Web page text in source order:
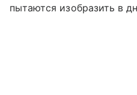
пытаются изобразить в